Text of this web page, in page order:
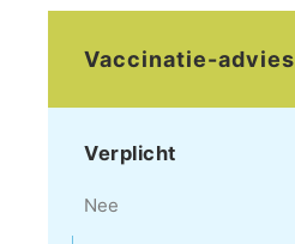
Vaccinatie-advies
Verplicht
Nee